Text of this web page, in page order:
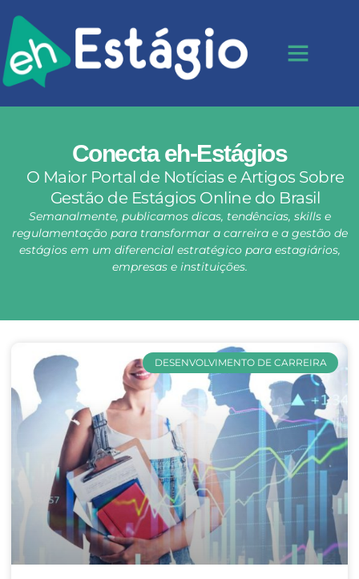
Conecta eh-Estágios
O Maior Portal de Notícias e Artigos Sobre
Gestão de Estágios Online do Brasil
Semanalmente, publicamos dicas, tendências, skills e
regulamentação para transformar a carreira e a gestão de
estágios em um diferencial estratégico para estagiários,
empresas e instituições.
DESENVOLVIMENTO DE CARREIRA